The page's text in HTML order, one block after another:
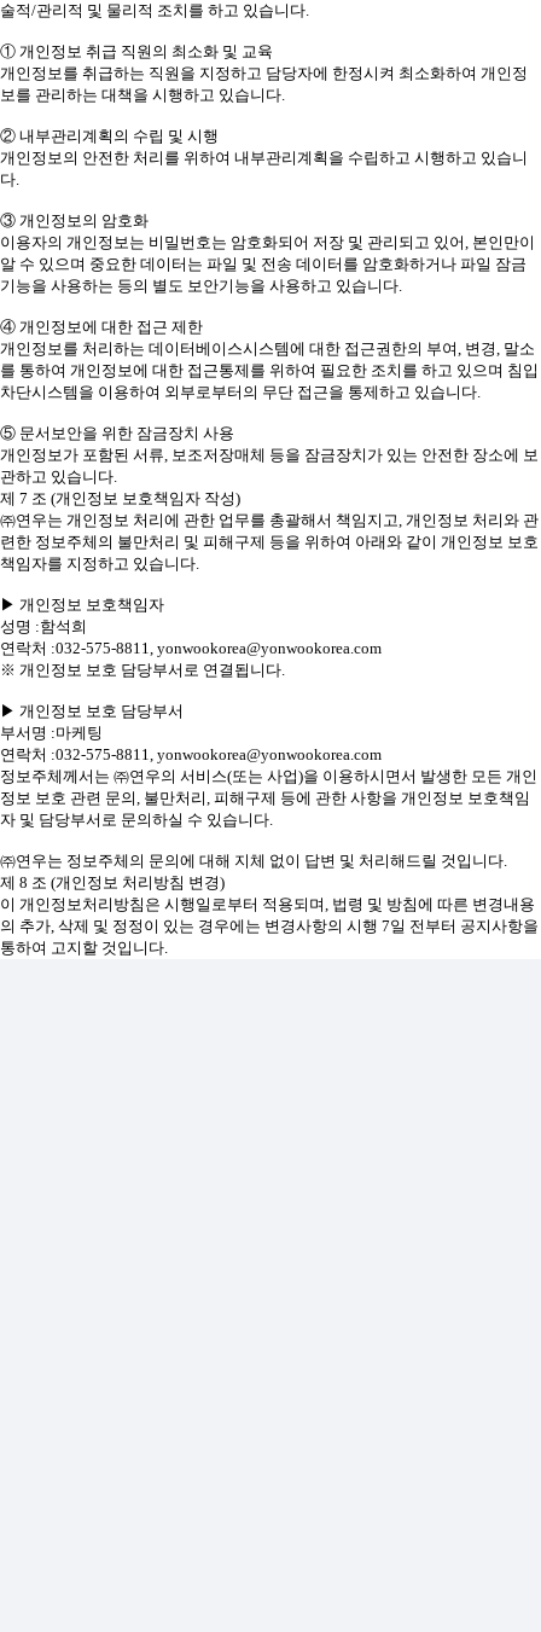
술적/관리적 및 물리적 조치를 하고 있습니다.
① 개인정보 취급 직원의 최소화 및 교육
개인정보를 취급하는 직원을 지정하고 담당자에 한정시켜 최소화하여 개인정
보를 관리하는 대책을 시행하고 있습니다.
② 내부관리계획의 수립 및 시행
개인정보의 안전한 처리를 위하여 내부관리계획을 수립하고 시행하고 있습니
다.
③ 개인정보의 암호화
이용자의 개인정보는 비밀번호는 암호화되어 저장 및 관리되고 있어, 본인만이
알 수 있으며 중요한 데이터는 파일 및 전송 데이터를 암호화하거나 파일 잠금
기능을 사용하는 등의 별도 보안기능을 사용하고 있습니다.
④ 개인정보에 대한 접근 제한
개인정보를 처리하는 데이터베이스시스템에 대한 접근권한의 부여, 변경, 말소
를 통하여 개인정보에 대한 접근통제를 위하여 필요한 조치를 하고 있으며 침입
차단시스템을 이용하여 외부로부터의 무단 접근을 통제하고 있습니다.
⑤ 문서보안을 위한 잠금장치 사용
개인정보가 포함된 서류, 보조저장매체 등을 잠금장치가 있는 안전한 장소에 보
관하고 있습니다.
제 7 조 (개인정보 보호책임자 작성)
㈜연우는 개인정보 처리에 관한 업무를 총괄해서 책임지고, 개인정보 처리와 관
련한 정보주체의 불만처리 및 피해구제 등을 위하여 아래와 같이 개인정보 보호
책임자를 지정하고 있습니다.
▶ 개인정보 보호책임자
성명 :함석희
연락처 :032-575-8811, yonwookorea@yonwookorea.com
※ 개인정보 보호 담당부서로 연결됩니다.
▶ 개인정보 보호 담당부서
부서명 :마케팅
연락처 :032-575-8811, yonwookorea@yonwookorea.com
정보주체께서는 ㈜연우의 서비스(또는 사업)을 이용하시면서 발생한 모든 개인
정보 보호 관련 문의, 불만처리, 피해구제 등에 관한 사항을 개인정보 보호책임
자 및 담당부서로 문의하실 수 있습니다.
㈜연우는 정보주체의 문의에 대해 지체 없이 답변 및 처리해드릴 것입니다.
제 8 조 (개인정보 처리방침 변경)
이 개인정보처리방침은 시행일로부터 적용되며, 법령 및 방침에 따른 변경내용
의 추가, 삭제 및 정정이 있는 경우에는 변경사항의 시행 7일 전부터 공지사항을
통하여 고지할 것입니다.